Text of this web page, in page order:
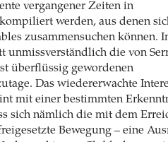
vergangener Zeiten in
werden, aus denen
zusammensuchen können.
unmissverständlich die von
überflüssig gewordenen
Das wiedererwachte
mit einer bestimmten
sich nämlich die mit dem
Bewegung – eine